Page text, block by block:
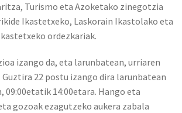
Turismo eta Azoketako zinegotzia
Ikastetxeko, Laskorain Ikastolako eta
ordezkariak.
izango da, eta larunbatean, urriaren
Guztira 22 postu izango dira larunbatean
09:00etatik 14:00etara. Hango eta
gozoak ezagutzeko aukera zabala